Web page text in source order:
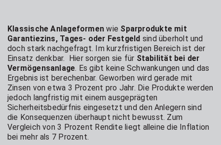
Klassische Anlageformen wie Sparprodukte mit
Garantiezins, Tages- oder Festgeld sind überholt und
doch stark nachgefragt. Im kurzfristigen Bereich ist der
Einsatz denkbar. Hier sorgen sie für Stabilität bei der
Vermögensanlage. Es gibt keine Schwankungen und das
Ergebnis ist berechenbar. Geworben wird gerade mit
Zinsen von etwa 3 Prozent pro Jahr. Die Produkte werden
jedoch langfristig mit einem ausgeprägten
Sicherheitsbedürfnis eingesetzt und den Anlegern sind
die Konsequenzen überhaupt nicht bewusst. Zum
Vergleich von 3 Prozent Rendite liegt alleine die Inflation
bei mehr als 7 Prozent.